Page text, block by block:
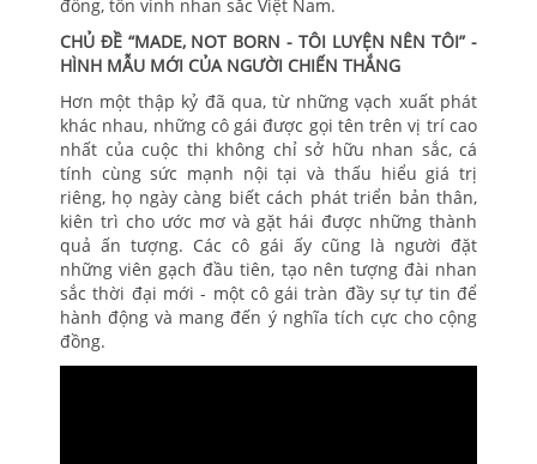
đồng, tôn vinh nhan sắc Việt Nam.
CHỦ ĐỀ “MADE, NOT BORN - TÔI LUYỆN NÊN TÔI” -
HÌNH MẪU MỚI CỦA NGƯỜI CHIẾN THẮNG
Hơn một thập kỷ đã qua, từ những vạch xuất phát
khác nhau, những cô gái được gọi tên trên vị trí cao
nhất của cuộc thi không chỉ sở hữu nhan sắc, cá
tính cùng sức mạnh nội tại và thấu hiểu giá trị
riêng, họ ngày càng biết cách phát triển bản thân,
kiên trì cho ước mơ và gặt hái được những thành
quả ấn tượng. Các cô gái ấy cũng là người đặt
những viên gạch đầu tiên, tạo nên tượng đài nhan
sắc thời đại mới - một cô gái tràn đầy sự tự tin để
hành động và mang đến ý nghĩa tích cực cho cộng
đồng.